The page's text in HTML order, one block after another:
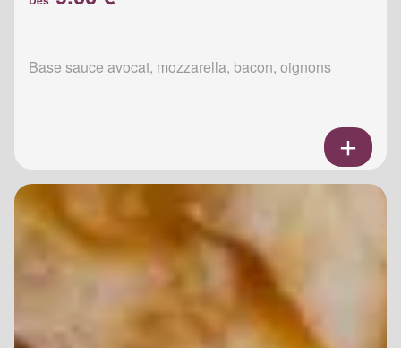
Base sauce avocat, mozzarella, bacon, oignons